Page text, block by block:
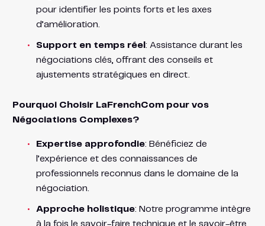
pour identifier les points forts et les axes
d’amélioration.
Support en temps réel : Assistance durant les
négociations clés, offrant des conseils et
ajustements stratégiques en direct.
Pourquoi Choisir LaFrenchCom pour vos
Négociations Complexes?
Expertise approfondie: Bénéficiez de
l’expérience et des connaissances de
professionnels reconnus dans le domaine de la
négociation.
Approche holistique: Notre programme intègre
à la fois le savoir-faire technique et le savoir-être,